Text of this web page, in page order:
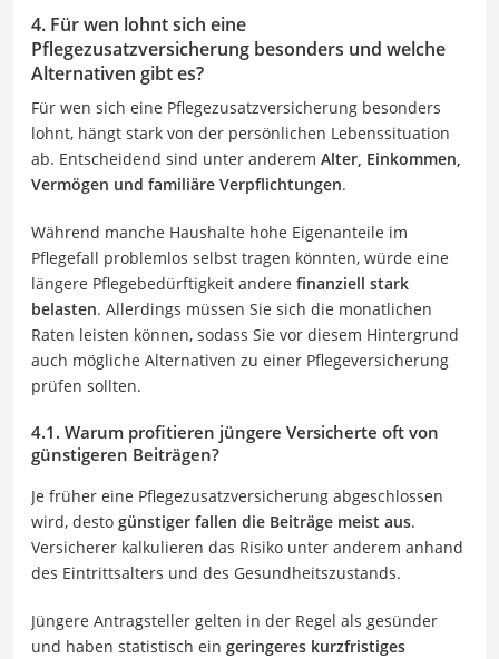
4. Für wen lohnt sich eine
Pflegezusatzversicherung besonders und welche
Alternativen gibt es?
Für wen sich eine Pflegezusatzversicherung besonders
lohnt, hängt stark von der persönlichen Lebenssituation
ab. Entscheidend sind unter anderem Alter, Einkommen,
Vermögen und familiäre Verpflichtungen.
Während manche Haushalte hohe Eigenanteile im
Pflegefall problemlos selbst tragen könnten, würde eine
längere Pflegebedürftigkeit andere finanziell stark
belasten. Allerdings müssen Sie sich die monatlichen
Raten leisten können, sodass Sie vor diesem Hintergrund
auch mögliche Alternativen zu einer Pflegeversicherung
prüfen sollten.
4.1. Warum profitieren jüngere Versicherte oft von
günstigeren Beiträgen?
Je früher eine Pflegezusatzversicherung abgeschlossen
wird, desto günstiger fallen die Beiträge meist aus.
Versicherer kalkulieren das Risiko unter anderem anhand
des Eintrittsalters und des Gesundheitszustands.
Jüngere Antragsteller gelten in der Regel als gesünder
und haben statistisch ein geringeres kurzfristiges